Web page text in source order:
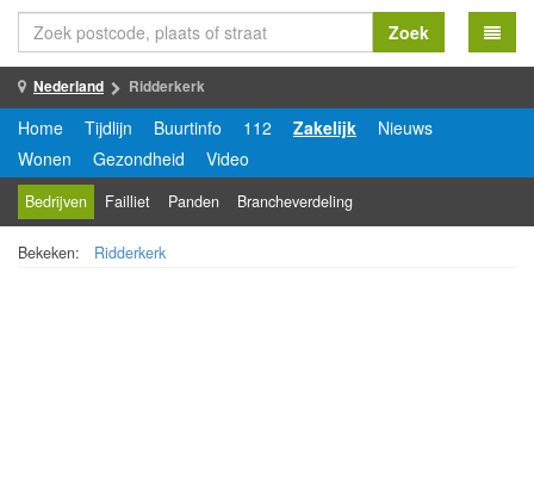
Zoek
Nederland Ridderkerk
Home Tijdlijn Buurtinfo 112 Zakelijk
Nieuws
Wonen
Gezondheid Video
Bedrijven Failliet Panden Brancheverdeling
Bekeken: Ridderkerk